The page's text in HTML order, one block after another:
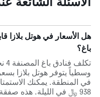
باغ؟
في المنطقة. يمكنك
938 ﷼ في الليلة. هذه